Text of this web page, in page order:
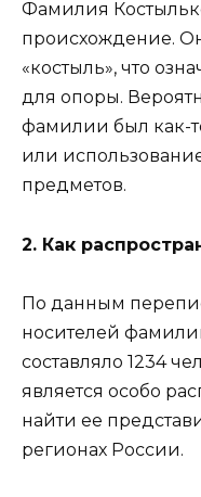
Фамилия
происхождение.
«костыль», что
для опоры.
фамилии был как-
или
предметов.
2. Как
По данным
носителей
составляло 1234
является особо
найти ее
регионах России.